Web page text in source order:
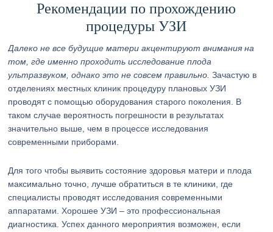
Рекомендации по прохождению
процедуры УЗИ
Далеко не все будущие матери акцентируют внимания на
том, где именно проходить исследование плода
ультразвуком, однако это не совсем правильно. Зачастую в
отделениях местных клиник процедуру плановых УЗИ
проводят с помощью оборудования старого поколения. В
таком случае вероятность погрешности в результатах
значительно выше, чем в процессе исследования
современными приборами.
Для того чтобы выявить состояние здоровья матери и плода
максимально точно, лучше обратиться в те клиники, где
специалисты проводят исследования современными
аппаратами. Хорошее УЗИ – это профессиональная
диагностика. Успех данного мероприятия возможен, если